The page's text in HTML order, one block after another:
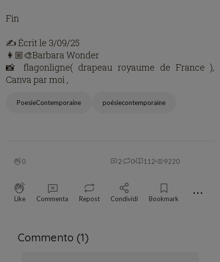
Fin
✍️ Écrit le 3/09/25
👩🏼‍🎨Barbara Wonder
📸 flagonligne( drapeau royaume de France ),
Canva par moi ,
PoesieContemporaine poésiecontemporaine
0 2 0 112 9220
Like Commenta Repost Condividi Bookmark ⋯
Commento (1)